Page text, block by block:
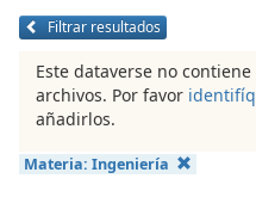
Filtrar resultados
Este dataverse no
archivos. Por favor
añadirlos.
Materia: Ingeniería